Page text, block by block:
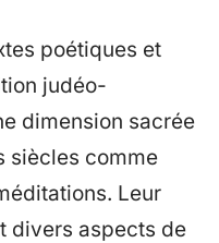
poétiques et
judéo-
dimension sacrée
siècles comme
Leur
divers aspects de